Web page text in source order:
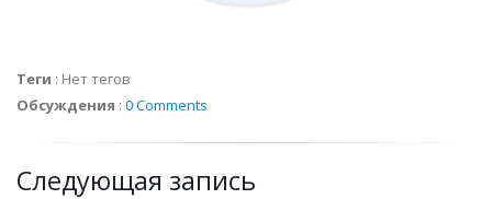
Теги : Нет тегов
Обсуждения : 0 Comments
Следующая запись